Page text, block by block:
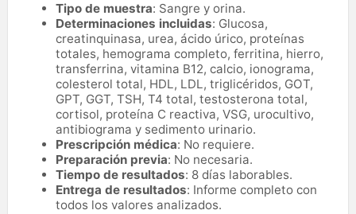
Tipo de muestra: Sangre y orina.
Determinaciones incluidas: Glucosa,
creatinquinasa, urea, ácido úrico, proteínas
totales, hemograma completo, ferritina, hierro,
transferrina, vitamina B12, calcio, ionograma,
colesterol total, HDL, LDL, triglicéridos, GOT,
GPT, GGT, TSH, T4 total, testosterona total,
cortisol, proteína C reactiva, VSG, urocultivo,
antibiograma y sedimento urinario.
Prescripción médica: No requiere.
Preparación previa: No necesaria.
Tiempo de resultados: 8 días laborables.
Entrega de resultados: Informe completo con
todos los valores analizados.